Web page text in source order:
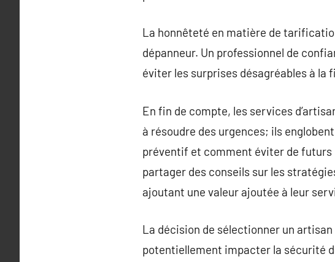
La honnêteté en matière de
dépanneur. Un professionnel de
éviter les surprises désagréables à la
En fin de compte, les services
à résoudre des urgences; ils
préventif et comment éviter de futurs
partager des conseils sur les
ajoutant une valeur ajoutée à leur
La décision de sélectionner un
potentiellement impacter la sécurité